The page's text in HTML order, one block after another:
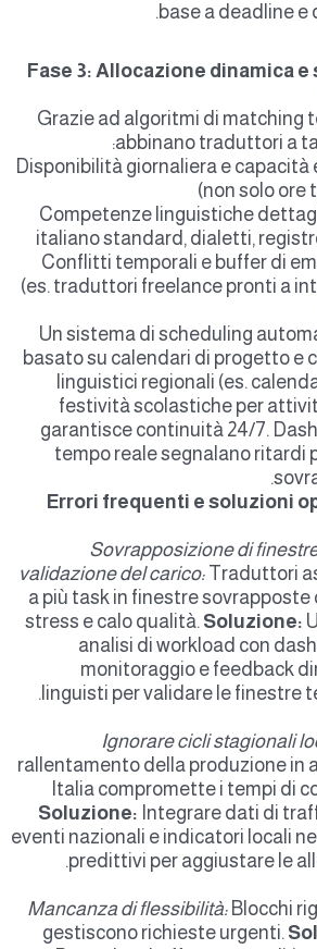
base a deadline e
Fase 3: Allocazione dinamica
Grazie ad algoritmi di matching
abbinano traduttori a
Disponibilità giornaliera e
(non solo ore
Competenze linguistiche
italiano standard, dialetti,
Conflitti temporali e buffer di
(es. traduttori freelance pronti a
Un sistema di scheduling
basato su calendari di progetto e
linguistici regionali (es.
festività scolastiche per
garantisce continuità 24/7.
tempo reale segnalano ritardi
Errori frequenti e soluzioni
Sovrapposizione di
validazione del carico: Traduttori
a più task in finestre sovrapposte
stress e calo qualità. Soluzione:
analisi di workload con
monitoraggio e feedback
linguisti per validare le finestre
Ignorare cicli stagionali
rallentamento della produzione in
Italia compromette i tempi di
Soluzione: Integrare dati di
eventi nazionali e indicatori locali
predittivi per aggiustare le
Mancanza di flessibilità: Blocchi
gestiscono richieste urgenti.